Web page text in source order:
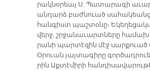
րակ­նօ­րեայ Ս. Պա­տա­րա­գի
ան­դարձ բաժ­նուած
հան­գիստ պաշ­տօ­նը։
վերջ, շրջա­նա­ւարտ­նե­րը
րա­նի պար­տէ­զին մէջ սար­քուած
Օ­րուան յայ­տա­գի­րը
րին Աքտէ­մի­րի